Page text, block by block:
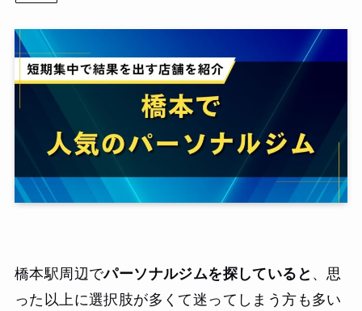
橋本駅周辺でパーソナルジムを探していると 、思
った以上に選択肢が多くて迷ってしまう方も多い